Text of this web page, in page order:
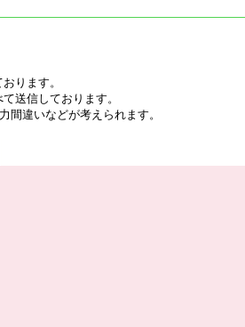
ります。
送信しております。
間違いなどが考えられます。